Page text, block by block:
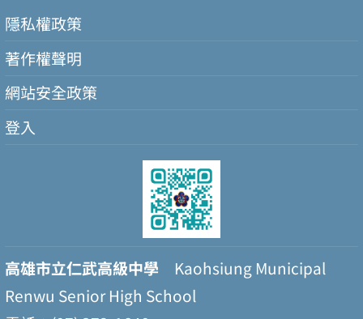
隱私權政策
著作權聲明
網站安全政策
登入
高雄市立仁武高級中學 Kaohsiung Municipal
Renwu Senior High School